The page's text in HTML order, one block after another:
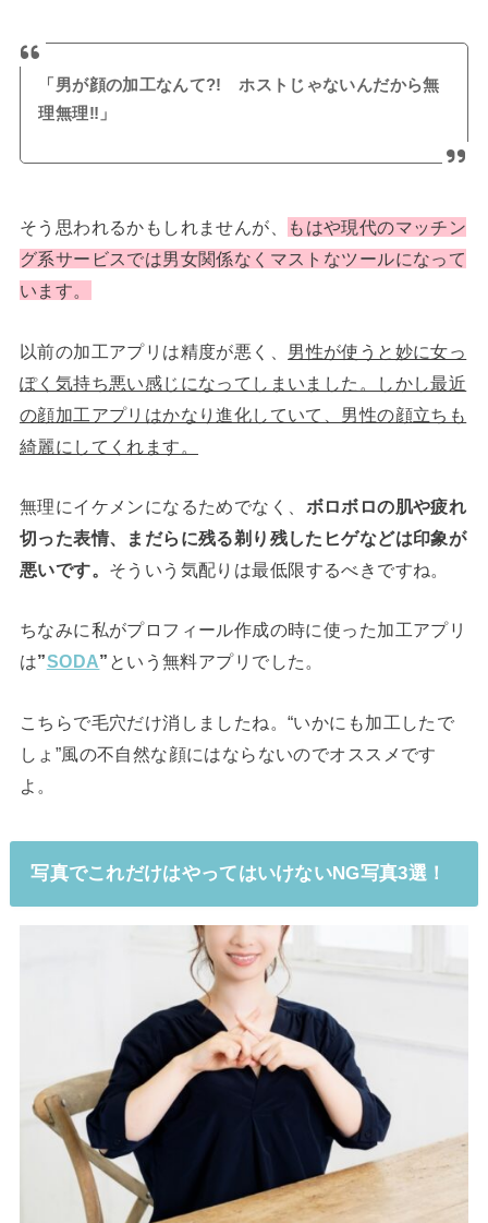
「男が顔の加工なんて?! ホストじゃないんだから無
理無理‼」
そう思われるかもしれませんが、
もはや現代のマッチン
グ系サービスでは男女関係なくマストなツールになって
います。
以前の加工アプリは精度が悪く、 男性が使うと妙に女っ
ぽく気持ち悪い感じになってしまいました。しかし最近
の顔加工アプリはかなり進化していて、男性の顔立ちも
綺麗にしてくれます。
無理にイケメンになるためでなく、 ボロボロの肌や疲れ
切った表情、まだらに残る剃り残したヒゲなどは印象が
悪いです。 そういう気配りは最低限するべきですね。
ちなみに私がプロフィール作成の時に使った加工アプリ
は”SODA” という無料アプリでした。
こちらで毛穴だけ消しましたね。“いかにも加工したで
しょ”風の不自然な顔にはならないのでオススメです
よ。
写真でこれだけはやってはいけないNG写真3選！